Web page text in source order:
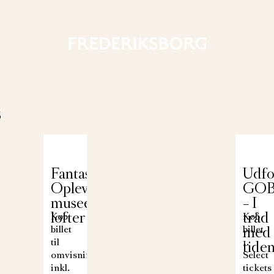
Fantastiske Frederiksborg:
Oplev
museets
lofter
Køb
billet
til
omvisningen
inkl.
– I
tråd
med
Køb
billet
1.
Select
tickets